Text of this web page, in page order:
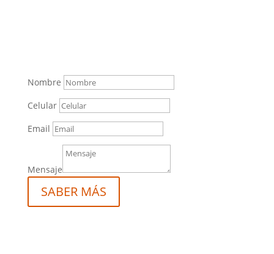
Nombre
Celular
Email
Mensaje
SABER MÁS